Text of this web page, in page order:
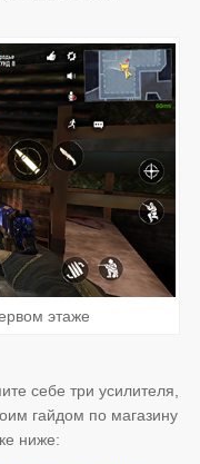
этаже
себе три усилителя,
гайдом по магазину
ниже: